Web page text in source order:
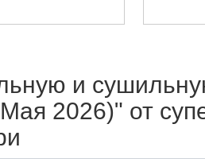
и
2026)" от